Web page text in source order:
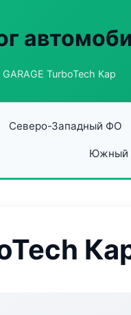
GARAGE TurboTech Кар
Северо-Западный ФО
Южный